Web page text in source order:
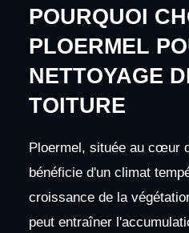
POURQUOI
PLOERMEL
NETTOYAGE
TOITURE
Ploermel, située au cœur
bénéficie d'un climat
croissance de la
peut entraîner